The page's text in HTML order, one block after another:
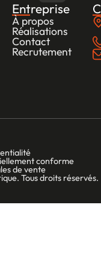
Entreprise
À propos
Réalisations
Contact
Recrutement
Tous droits réservés.
conforme
de vente